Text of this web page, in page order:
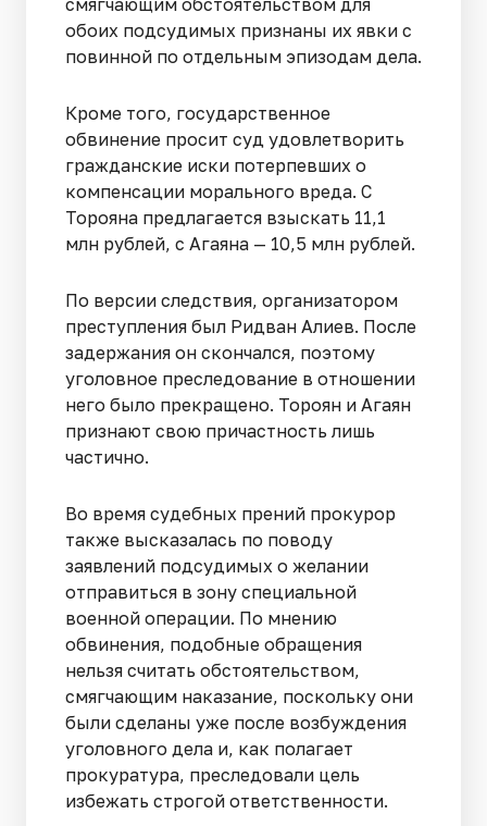
смягчающим обстоятельством для
обоих подсудимых признаны их явки с
повинной по отдельным эпизодам дела.
Кроме того, государственное
обвинение просит суд удовлетворить
гражданские иски потерпевших о
компенсации морального вреда. С
Торояна предлагается взыскать 11,1
млн рублей, с Агаяна — 10,5 млн рублей.
По версии следствия, организатором
преступления был Ридван Алиев. После
задержания он скончался, поэтому
уголовное преследование в отношении
него было прекращено. Тороян и Агаян
признают свою причастность лишь
частично.
Во время судебных прений прокурор
также высказалась по поводу
заявлений подсудимых о желании
отправиться в зону специальной
военной операции. По мнению
обвинения, подобные обращения
нельзя считать обстоятельством,
смягчающим наказание, поскольку они
были сделаны уже после возбуждения
уголовного дела и, как полагает
прокуратура, преследовали цель
избежать строгой ответственности.